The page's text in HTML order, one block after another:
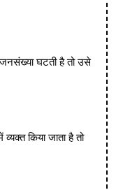
घटती है तो उसे
किया जाता है तो